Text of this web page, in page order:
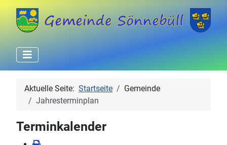
Aktuelle Seite: Startseite
Gemeinde
Jahresterminplan
Terminkalender